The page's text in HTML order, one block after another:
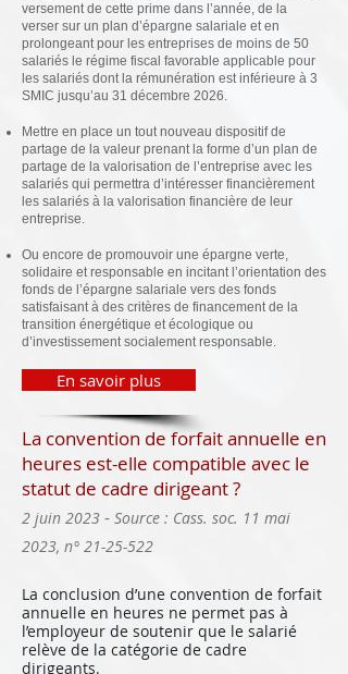
versement de cette prime dans l’année, de la
verser sur un plan d’épargne salariale et en
prolongeant pour les entreprises de moins de 50
salariés le régime fiscal favorable applicable pour
les salariés dont la rémunération est inférieure à 3
SMIC jusqu’au 31 décembre 2026.
Mettre en place un tout nouveau dispositif de
partage de la valeur prenant la forme d’un plan de
partage de la valorisation de l’entreprise avec les
salariés qui permettra d’intéresser financièrement
les salariés à la valorisation financière de leur
entreprise.
Ou encore de promouvoir une épargne verte,
solidaire et responsable en incitant l’orientation des
fonds de l’épargne salariale vers des fonds
satisfaisant à des critères de financement de la
transition énergétique et écologique ou
d’investissement socialement responsable.
En savoir plus
La convention de forfait annuelle en
heures est-elle compatible avec le
statut de cadre dirigeant ?
2 juin 2023 - Source : Cass. soc. 11 mai
2023, n° 21-25-522
La conclusion d’une convention de forfait
annuelle en heures ne permet pas à
l’employeur de soutenir que le salarié
relève de la catégorie de cadre
dirigeants.